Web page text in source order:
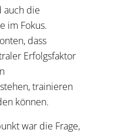
auch die
im Fokus.
dass
Erfolgsfaktor
trainieren
können.
war die Frage,